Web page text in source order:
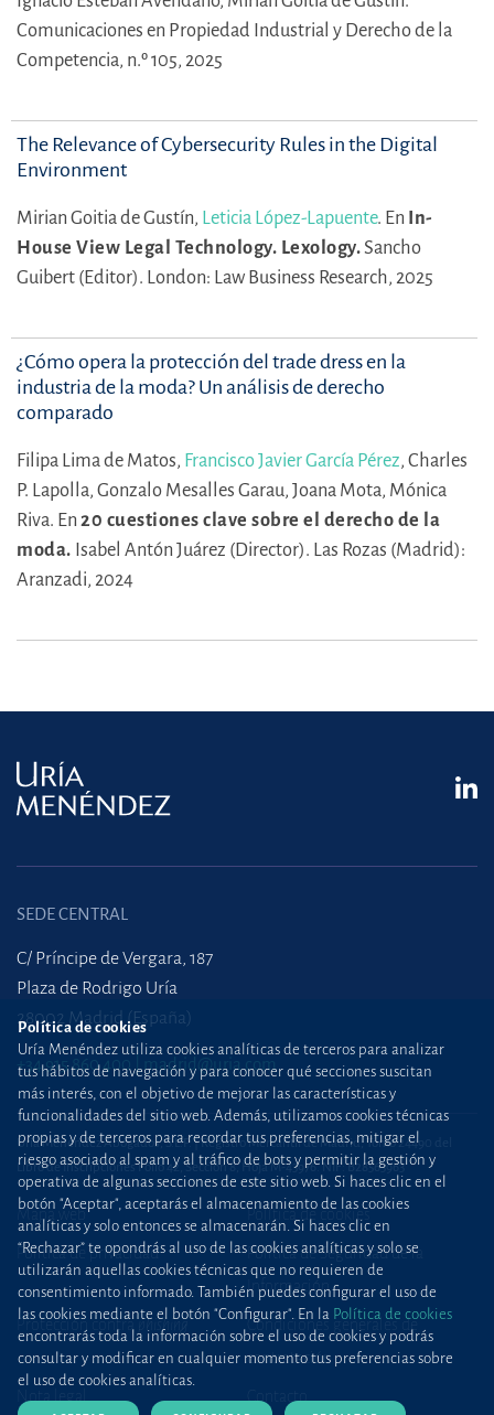
Comunicaciones en Propiedad Industrial y Derecho de la
Competencia, n.º 105, 2025
The Relevance of Cybersecurity Rules in the Digital
Environment
Mirian Goitia de Gustín, Leticia López-Lapuente. En In-
House View Legal Technology. Lexology.Sancho
Guibert (Editor). London: Law Business Research, 2025
¿Cómo opera la protección del trade dress en la
industria de la moda? Un análisis de derecho
comparado
Filipa Lima de Matos, Francisco Javier García Pérez, Charles
P. Lapolla, Gonzalo Mesalles Garau, Joana Mota, Mónica
Riva. En20 cuestiones clave sobre el derecho de la
moda. Isabel Antón Juárez (Director). Las Rozas (Madrid):
Aranzadi, 2024
SEDE CENTRAL
C/ Príncipe de Vergara, 187
Plaza de Rodrigo Uría
28002 Madrid (España)
+34 915 860 400 madrid@uria.com
Uría Menéndez Abogados, S.L.P. | Registro Mercantil de Madrid, Tomo 24490 del
Libro de Inscripciones Folio 42, Sección 8, Hoja M-43976. NIF: B28563963
Mapa web Política de cookies
Política de privacidad
Política de Seguridad de la
Información
Protección contraphishing
Condiciones generales de
contratación
Nota legal Contacto
Política de cookies
Uría Menéndez utiliza cookies analíticas de terceros para analizar
tus hábitos de navegación y para conocer qué secciones suscitan
más interés, con el objetivo de mejorar las características y
funcionalidades del sitio web. Además, utilizamos cookies técnicas
propias y de terceros para recordar tus preferencias, mitigar el
riesgo asociado al spam y al tráfico de bots y permitir la gestión y
operativa de algunas secciones de este sitio web. Si haces clic en el
botón "Aceptar", aceptarás el almacenamiento de las cookies
analíticas y solo entonces se almacenarán. Si haces clic en
“Rechazar” te opondrás al uso de las cookies analíticas y solo se
utilizarán aquellas cookies técnicas que no requieren de
consentimiento informado. También puedes configurar el uso de
las cookies mediante el botón "Configurar". En la Política de cookies
encontrarás toda la información sobre el uso de cookies y podrás
consultar y modificar en cualquier momento tus preferencias sobre
el uso de cookies analíticas.